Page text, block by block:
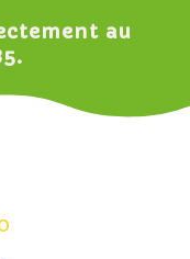
au
.